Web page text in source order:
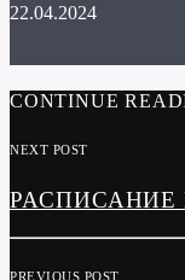
22.04.2024
CONTINUE
NEXT POST
РАСПИСАНИЕ
PREVIOUS POST